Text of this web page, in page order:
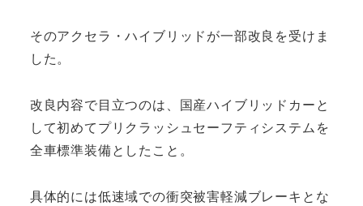
そのアクセラ・ハイブリッドが一部改良を受けま
した。
改良内容で目立つのは、国産ハイブリッドカーと
して初めてプリクラッシュセーフティシステムを
全車標準装備としたこと。
具体的には低速域での衝突被害軽減ブレーキとな